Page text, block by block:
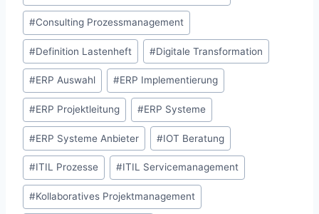
#Consulting Prozessmanagement
#Definition Lastenheft #Digitale Transformation
#ERP Auswahl #ERP Implementierung
#ERP Projektleitung #ERP Systeme
#ERP Systeme Anbieter #IOT Beratung
#ITIL Prozesse #ITIL Servicemanagement
#Kollaboratives Projektmanagement